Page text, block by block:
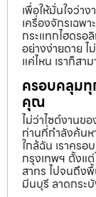
เพื่อให้มั่นใจว่า
เครื่องจักรเฉพา
กระแทกไฮดรอ
อย่างง่ายดาย ไ
แค่ไหน เราก็สา
ครอบคลุมทุ
คุณ
ไม่ว่าไซต์งานข
ท่านที่กำลังค้นห
ใกล้ฉัน เราคร
กรุงเทพฯ ตั้งแ
สาทร ไปจนถึง
มีนบุรี ลาดกระ